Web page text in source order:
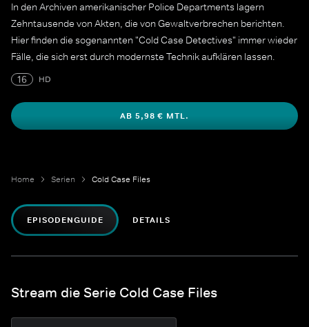
In den Archiven amerikanischer Police Departments lagern
Zehntausende von Akten, die von Gewaltverbrechen berichten.
Hier finden die sogenannten "Cold Case Detectives" immer wieder
Fälle, die sich erst durch modernste Technik aufklären lassen.
16
HD
AB 5,98 € MTL.
Home Serien Cold Case Files
EPISODENGUIDE DETAILS
Stream die Serie Cold Case Files